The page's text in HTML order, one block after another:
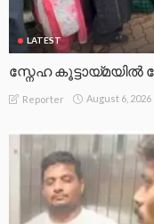
LATEST
സ്നേഹ
Reporter August 6, 2026